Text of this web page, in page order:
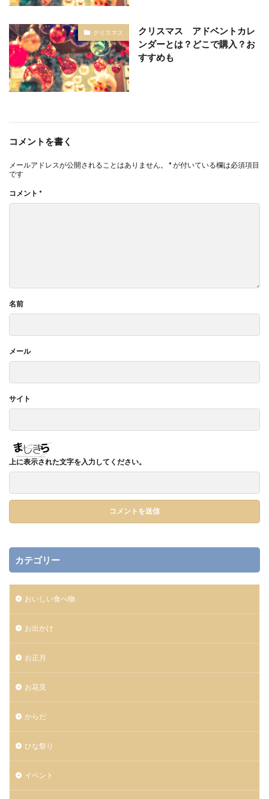
クリスマス
クリスマス アドベントカレ
ンダーとは？どこで購入？お
すすめも
コメントを書く
メールアドレスが公開されることはありません。 *が付いている欄は必須項目
です
コメント *
名前
メール
サイト
上に表示された文字を入力してください。
カテゴリー
おいしい食べ物
お出かけ
お正月
お花見
からだ
ひな祭り
イベント